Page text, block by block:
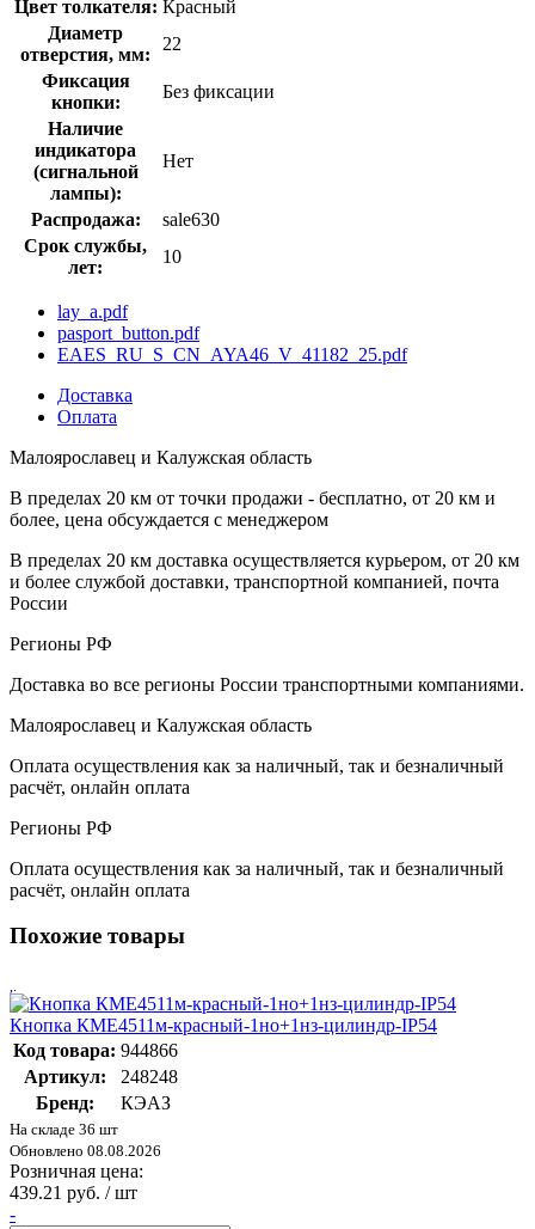
Цвет толкателя: Красный
Диаметр
отверстия, мм:
22
Фиксация
кнопки:
Без фиксации
Наличие
индикатора
(сигнальной
лампы):
Нет
Распродажа:
sale630
Срок службы,
лет:
10
lay_a.pdf
pasport_button.pdf
EAES_RU_S_CN_AYA46_V_41182_25.pdf
Доставка
Оплата
Малоярославец и Калужская область
В пределах 20 км от точки продажи - бесплатно, от 20 км и
более, цена обсуждается с менеджером
В пределах 20 км доставка осуществляется курьером, от 20 км
и более службой доставки, транспортной компанией, почта
России
Регионы РФ
Доставка во все регионы России транспортными компаниями.
Малоярославец и Калужская область
Оплата осуществления как за наличный, так и безналичный
расчёт, онлайн оплата
Регионы РФ
Оплата осуществления как за наличный, так и безналичный
расчёт, онлайн оплата
Похожие товары
Кнопка КМЕ4511м-красный-1но+1нз-цилиндр-IP54
Код товара: 944866
Артикул:
248248
Бренд:
КЭАЗ
На складе 36 шт
Обновлено 08.08.2026
Розничная цена:
439.21 руб. / шт
-